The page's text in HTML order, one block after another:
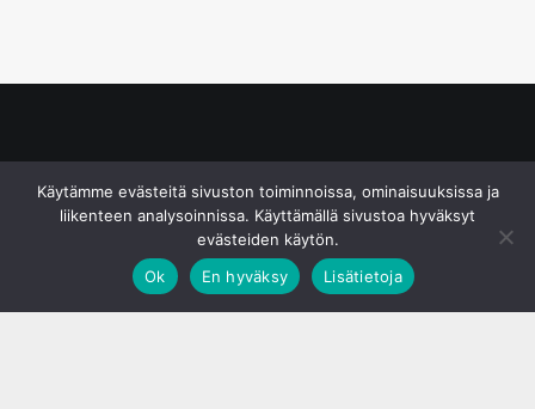
Käytämme evästeitä sivuston toiminnoissa, ominaisuuksissa ja
liikenteen analysoinnissa. Käyttämällä sivustoa hyväksyt
evästeiden käytön.
Ok
En hyväksy Lisätietoja